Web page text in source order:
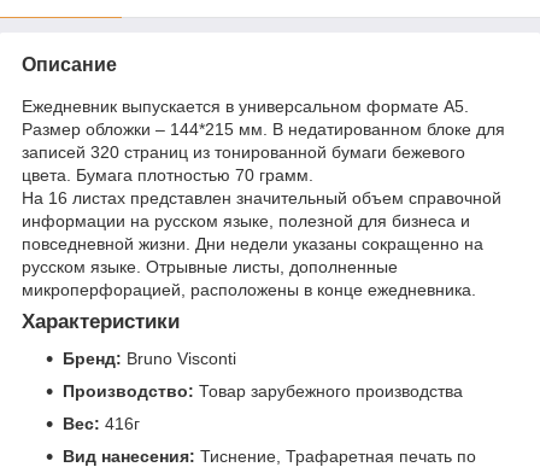
Описание
Ежедневник выпускается в универсальном формате А5.
Размер обложки – 144*215 мм. В недатированном блоке для
записей 320 страниц из тонированной бумаги бежевого
цвета. Бумага плотностью 70 грамм.
На 16 листах представлен значительный объем справочной
информации на русском языке, полезной для бизнеса и
повседневной жизни. Дни недели указаны сокращенно на
русском языке. Отрывные листы, дополненные
микроперфорацией, расположены в конце ежедневника.
Характеристики
Бренд: Bruno Visconti
Производство: Товар зарубежного производства
Вес: 416г
Вид нанесения: Тиснение, Трафаретная печать по